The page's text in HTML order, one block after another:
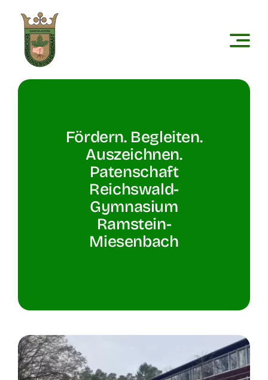
Inhalt
springen
Fördern. Begleiten.
Auszeichnen.
Patenschaft
Reichswald-
Gymnasium
Ramstein-
Miesenbach